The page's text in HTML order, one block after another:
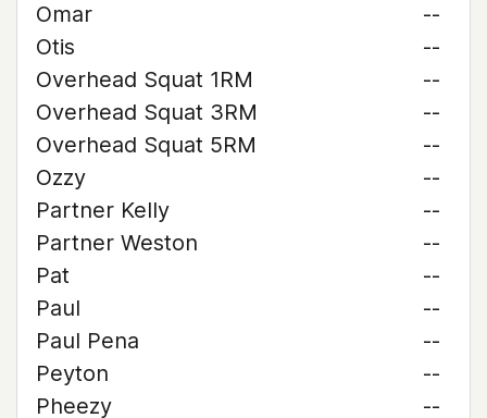
Omar
--
Otis
--
Overhead Squat 1RM
--
Overhead Squat 3RM
--
Overhead Squat 5RM
--
Ozzy
--
Partner Kelly
--
Partner Weston
--
Pat
--
Paul
--
Paul Pena
--
Peyton
--
Pheezy
--